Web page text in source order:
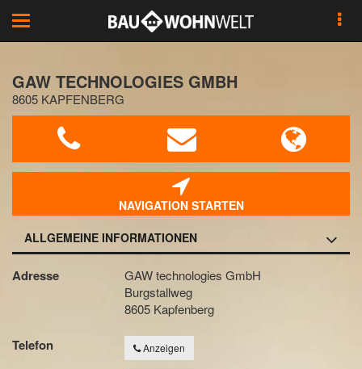
Toggle
navigation
GAW TECHNOLOGIES GMBH
8605 KAPFENBERG
NAVIGATION STARTEN
ALLGEMEINE INFORMATIONEN
Adresse
GAW technologies GmbH
Burgstallweg
8605 Kapfenberg
Telefon Anzeigen